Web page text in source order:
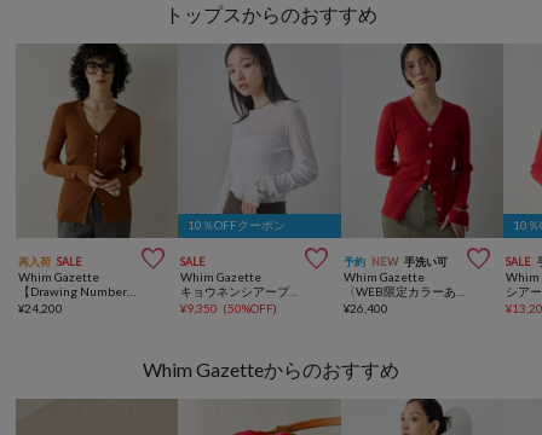
トップスからのおすすめ
再入荷 SALE 
Whim Gazette
¥24,200
10％OFFクーポン
SALE 
Whim Gazette
¥9,350 (50%OFF)
予約 NEW 手洗い可 
Whim Gazette
¥26,400
10％
SALE
Whim
¥
Whim Gazetteからのおすすめ